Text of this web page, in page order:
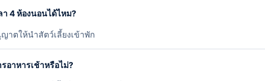
า 4 ห้องนอนได้ไหม?
าตให้นำสัตว์เลี้ยงเข้าพัก
อาหารเช้าหรือไม่?